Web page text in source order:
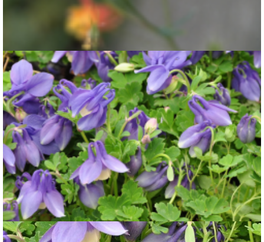
Akelei
Aquilegia formosa var. truncata